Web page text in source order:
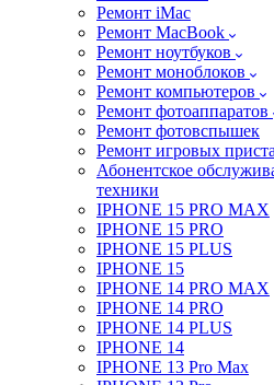
Ремонт iMac
Ремонт MacBook
Ремонт ноутбуков
Ремонт моноблоков
Ремонт компьютеров
Ремонт фотоаппаратов
Ремонт фотовспышек
Ремонт игровых
Абонентское
техники
IPHONE 15 PRO MAX
IPHONE 15 PRO
IPHONE 15 PLUS
IPHONE 15
IPHONE 14 PRO MAX
IPHONE 14 PRO
IPHONE 14 PLUS
IPHONE 14
IPHONE 13 Pro Max